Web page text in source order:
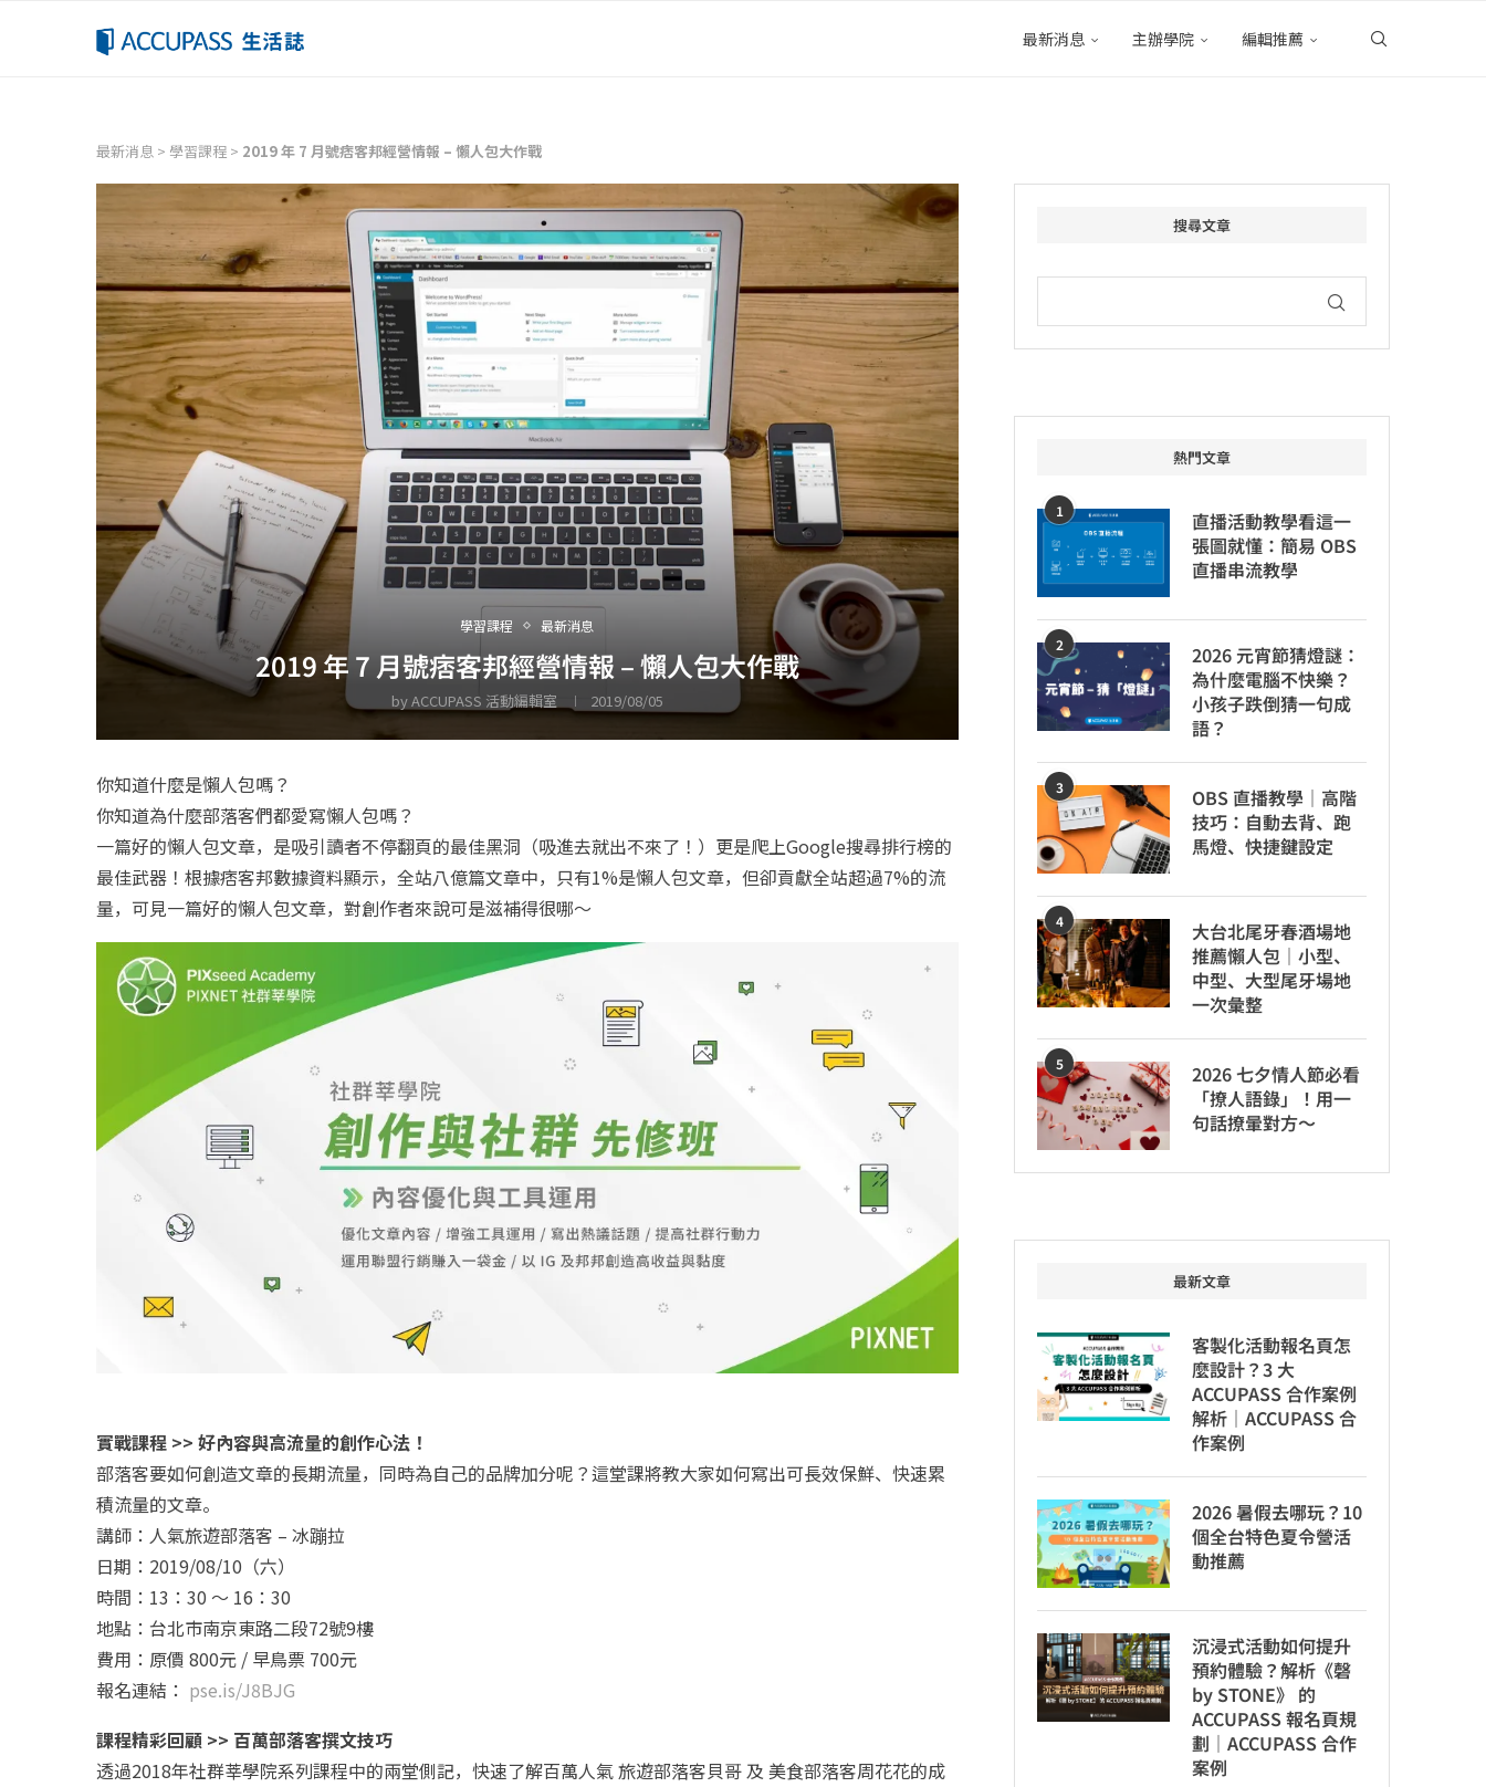
最新消息 主辦學院 編輯推薦
最新消息 > 學習課程 > 2019 年 7 月號痞客邦經營情報 – 懶人包大作戰
學習課程 最新消息
2019 年 7 月號痞客邦經營情報 – 懶人包大作戰
byACCUPASS 活動編輯室 2019/08/05
你知道什麼是懶人包嗎？
你知道為什麼部落客們都愛寫懶人包嗎？
一篇好的懶人包文章，是吸引讀者不停翻頁的最佳黑洞（吸進去就出不來了！）更是爬上Google搜尋排行榜的
最佳武器！根據痞客邦數據資料顯示，全站八億篇文章中，只有1%是懶人包文章，但卻貢獻全站超過7%的流
量，可見一篇好的懶人包文章，對創作者來說可是滋補得很哪～
實戰課程 >> 好內容與高流量的創作心法！
部落客要如何創造文章的長期流量，同時為自己的品牌加分呢？這堂課將教大家如何寫出可長效保鮮、快速累
積流量的文章。
講師：人氣旅遊部落客 – 冰蹦拉
日期：2019/08/10（六）
時間：13：30 ～ 16：30
地點：台北市南京東路二段72號9樓
費用：原價 800元 / 早鳥票 700元
報名連結： pse.is/J8BJG
課程精彩回顧 >> 百萬部落客撰文技巧
透過2018年社群莘學院系列課程中的兩堂側記，快速了解百萬人氣 旅遊部落客貝哥 及 美食部落客周花花的成
搜尋文章
熱門文章
1
直播活動教學看這一
張圖就懂：簡易 OBS
直播串流教學
2
2026 元宵節猜燈謎：
為什麼電腦不快樂？
小孩子跌倒猜一句成
語？
3
OBS 直播教學｜高階
技巧：自動去背、跑
馬燈、快捷鍵設定
4
大台北尾牙春酒場地
推薦懶人包｜小型、
中型、大型尾牙場地
一次彙整
5
2026 七夕情人節必看
「撩人語錄」！用一
句話撩暈對方～
最新文章
客製化活動報名頁怎
麼設計？3 大
ACCUPASS 合作案例
解析｜ACCUPASS 合
作案例
2026 暑假去哪玩？10
個全台特色夏令營活
動推薦
沉浸式活動如何提升
預約體驗？解析《磬
by STONE》 的
ACCUPASS 報名頁規
劃｜ACCUPASS 合作
案例